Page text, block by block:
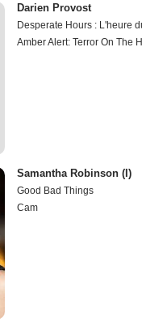
Darien Provost
Desperate Hours : L'heure
Amber Alert: Terror On The
Samantha Robinson (I)
Good Bad Things
Cam